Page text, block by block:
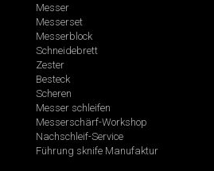
Messer
Messerset
Messerblock
Schneidebrett
Zester
Besteck
Scheren
Messer schleifen
Messerschärf-Workshop
Nachschleif-Service
Führung sknife Manufaktur